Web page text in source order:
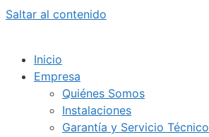
Saltar al contenido
Inicio
Empresa
Quiénes Somos
Instalaciones
Garantía y Servicio Técnico